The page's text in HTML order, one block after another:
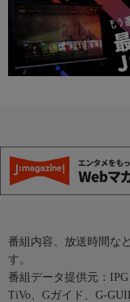
番組内容、放送時間な
す。
番組データ提供元：IPG
TiVo、Gガイド、G-